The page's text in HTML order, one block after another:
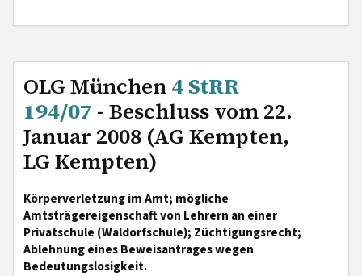
OLG München4 StRR
194/07 - Beschluss vom 22.
Januar 2008 (AG Kempten,
LG Kempten)
Körperverletzung im Amt; mögliche
Amtsträgereigenschaft von Lehrern an einer
Privatschule (Waldorfschule); Züchtigungsrecht;
Ablehnung eines Beweisantrages wegen
Bedeutungslosigkeit.